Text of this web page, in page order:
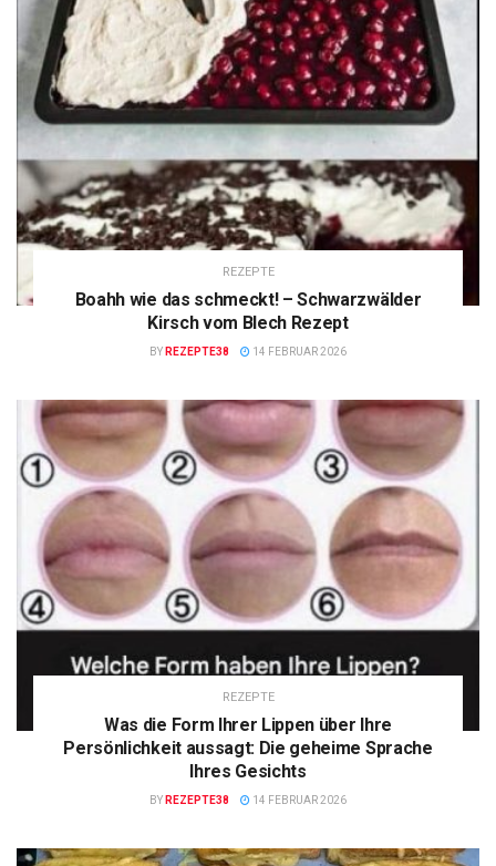
REZEPTE
Boahh wie das schmeckt! – Schwarzwälder
Kirsch vom Blech Rezept
BY REZEPTE38 14 FEBRUAR 2026
REZEPTE
Was die Form Ihrer Lippen über Ihre
Persönlichkeit aussagt: Die geheime Sprache
Ihres Gesichts
BY REZEPTE38 14 FEBRUAR 2026